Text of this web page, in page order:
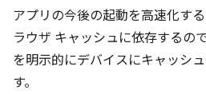
アプリの今後の起動を高速化す
ラウザ キャッシュに依存するの
を明示的にデバイスにキャッシ
す。